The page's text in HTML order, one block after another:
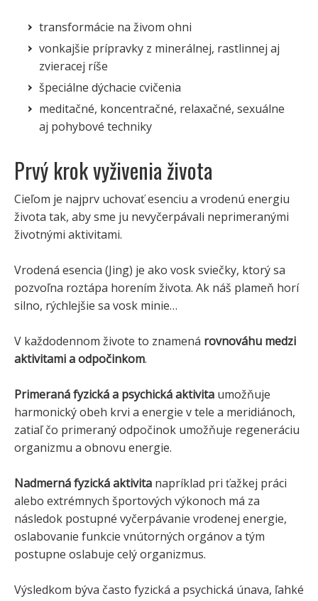
transformácie na živom ohni
vonkajšie prípravky z minerálnej, rastlinnej aj
zvieracej ríše
špeciálne dýchacie cvičenia
meditačné, koncentračné, relaxačné, sexuálne
aj pohybové techniky
Prvý krok vyživenia života
Cieľom je najprv uchovať esenciu a vrodenú energiu
života tak, aby sme ju nevyčerpávali neprimeranými
životnými aktivitami.
Vrodená esencia (Jing) je ako vosk sviečky, ktorý sa
pozvoľna roztápa horením života. Ak náš plameň horí
silno, rýchlejšie sa vosk minie…
V každodennom živote to znamená rovnováhu medzi
aktivitami a odpočinkom.
Primeraná fyzická a psychická aktivita umožňuje
harmonický obeh krvi a energie v tele a meridiánoch,
zatiaľ čo primeraný odpočinok umožňuje regeneráciu
organizmu a obnovu energie.
Nadmerná fyzická aktivita napríklad pri ťažkej práci
alebo extrémnych športových výkonoch má za
následok postupné vyčerpávanie vrodenej energie,
oslabovanie funkcie vnútorných orgánov a tým
postupne oslabuje celý organizmus.
Výsledkom býva často fyzická a psychická únava, ľahké